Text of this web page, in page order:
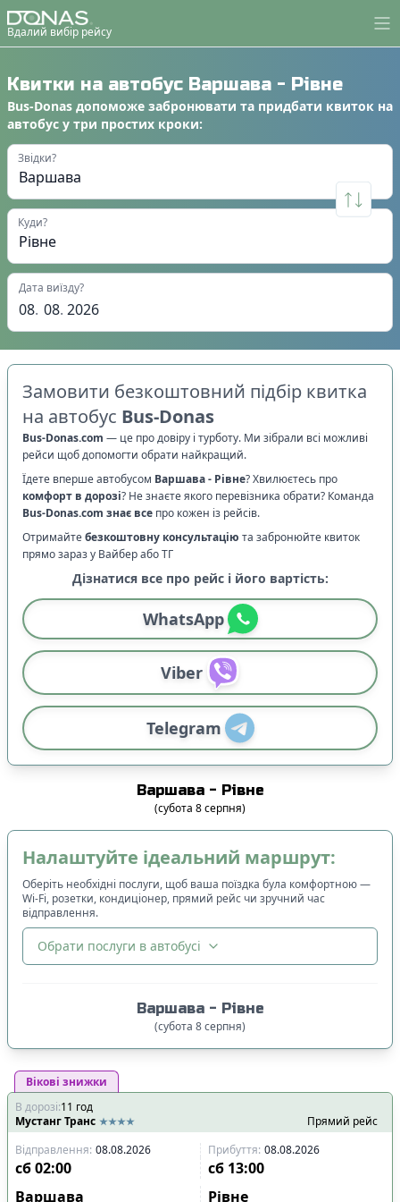
Вдалий вибір рейсу
Квитки на автобус Варшава - Рівне
Bus-Donas допоможе забронювати та придбати квиток на
автобус у три простих кроки:
Звідки?
Куди?
Дата виїзду?
08. 08. 2026
Замовити безкоштовний підбір квитка
на автобус Bus-Donas
Bus-Donas.com — це про довіру і турботу. Ми зібрали всі можливі
рейси щоб допомогти обрати найкращий.
Їдете вперше автобусом Варшава- Рівне? Хвилюєтесь про
комфорт в дорозі? Не знаєте якого перевізника обрати? Команда
Bus-Donas.com знає все про кожен із рейсів.
Отримайтебезкоштовну консультацію та забронюйте квиток
прямо зараз у Вайбер або ТГ
Дізнатися все про рейс і його вартість:
WhatsApp
Viber
Telegram
Варшава - Рівне
(субота 8серпня)
Налаштуйте ідеальний маршрут:
Оберіть необхідні послуги, щоб ваша поїздка була комфортною —
Wi-Fi, розетки, кондиціонер, прямий рейс чи зручний час
відправлення.
Обрати послуги в автобусі
Спочатку дешевші
Час відправлення
Спочатку ранні
Спочатку вечірні
Час прибуття
Спочатку ранні
Варшава - Рівне
(субота 8серпня)
Вікові знижки
В дорозі:11 год
Мустанг Транс
Прямий рейс
Відправлення: 08.08.2026 Прибуття: 08.08.2026
сб02:00 сб 13:00
Варшава
Рівне